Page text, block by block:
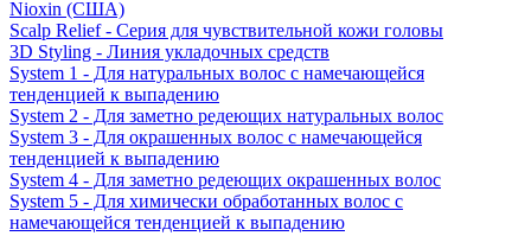
Nioxin (США)
Scalp Relief - Серия для чувствительной кожи головы
3D Styling - Линия укладочных средств
System 1 - Для натуральных волос с намечающейся
тенденцией к выпадению
System 2 - Для заметно редеющих натуральных волос
System 3 - Для окрашенных волос с намечающейся
тенденцией к выпадению
System 4 - Для заметно редеющих окрашенных волос
System 5 - Для химически обработанных волос с
намечающейся тенденцией к выпадению